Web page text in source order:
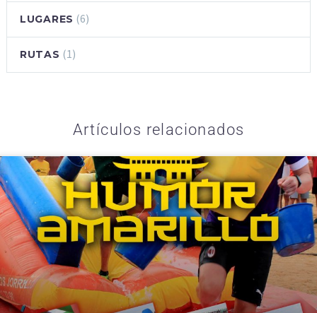
LUGARES (6)
RUTAS (1)
Artículos relacionados